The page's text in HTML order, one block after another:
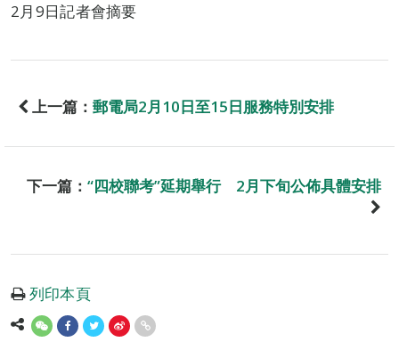
2月9日記者會摘要
上一篇： 郵電局2月10日至15日服務特別安排
下一篇： “四校聯考”延期舉行 2月下旬公佈具體安排
列印本頁